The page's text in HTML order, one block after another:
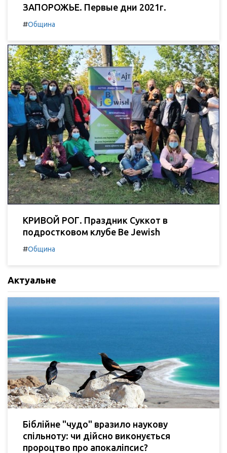
ЗАПОРОЖЬЕ. Первые дни 2021г.
#Община
КРИВОЙ РОГ. Праздник Суккот в
подростковом клубе Be Jewish
#Община
Актуальне
Біблійне "чудо" вразило наукову
спільноту: чи дійсно виконується
пророцтво про апокаліпсис?